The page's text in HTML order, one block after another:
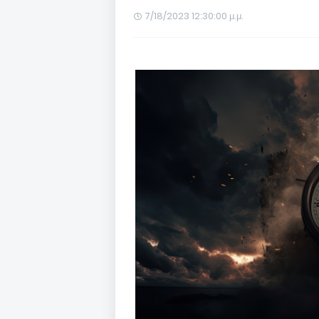
7/18/2023 12:30:00 μ.μ.